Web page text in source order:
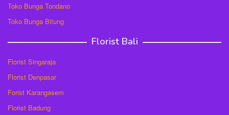
Toko Bunga Tondano
Toko Bunga Bitung
Florist Bali
Florist Singaraja
Florist Denpasar
Forist Karangasem
Florist Badung